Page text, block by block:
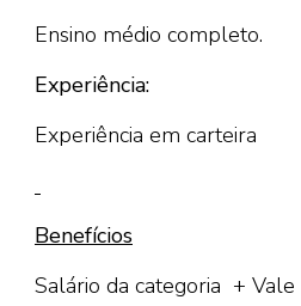
Ensino médio completo.
Experiência:
Experiência em carteira
Benefícios
Salário da categoria +